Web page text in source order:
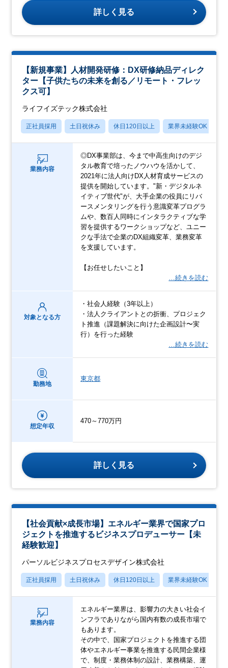
詳しく見る
【新規事業】人材開発研修：DX研修納品ディレク
ター【子供たちの未来を創る／リモート・フレッ
クス可】
ライフイズテック株式会社
正社員採用 土日祝休み 休日120日以上 業界未経験OK
業務内容
◎DX事業部は、今まで中高生向けのデジ
タル教育で培ったノウハウを活かして、
2021年に法人向けDX人材育成サービスの
提供を開始しています。"新・デジタルネ
イティブ世代"が、大手企業の役員にリバ
ースメンタリングを行う意識変革プログラ
ムや、数百人同時にインタラクティブな学
習を提供するワークショップなど、ユニー
クな手法で企業のDX組織変革、業務変革
を支援しています。
【お任せしたいこと】
…続きを読む
対象となる方
・社会人経験（3年以上）
・法人クライアントとの折衝、プロジェク
ト推進（課題解決に向けた企画設計〜実
行）を行った経験
…続きを読む
勤務地
東京都
想定年収
470～770万円
詳しく見る
【社会貢献×成長市場】エネルギー業界で国家プロ
ジェクトを推進するビジネスプロデューサー【未
経験歓迎】
パーソルビジネスプロセスデザイン株式会社
正社員採用 土日祝休み 休日120日以上 業界未経験OK
業務内容
エネルギー業界は、影響力の大きい社会イ
ンフラでありながら国内有数の成長市場で
もあります。
その中で、国家プロジェクトを推進する団
体やエネルギー事業を推進する民間企業様
で、制度・業務体制の設計、業務構築、運